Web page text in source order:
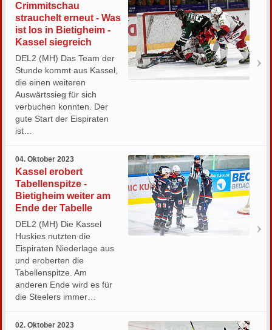
Crimmitschau
strauchelt erneut - Was
ist los in Bietigheim -
Kassel siegreich
DEL2 (MH) Das Team der
Stunde kommt aus Kassel,
die einen weiteren
Auswärtssieg für sich
verbuchen konnten. Der
gute Start der Eispiraten
ist…
04. Oktober 2023
Kassel erobert
Tabellenspitze -
Bietigheim weiter am
Ende der Tabelle
DEL2 (MH) Die Kassel
Huskies nutzten die
Eispiraten Niederlage aus
und eroberten die
Tabellenspitze. Am
anderen Ende wird es für
die Steelers immer…
02. Oktober 2023